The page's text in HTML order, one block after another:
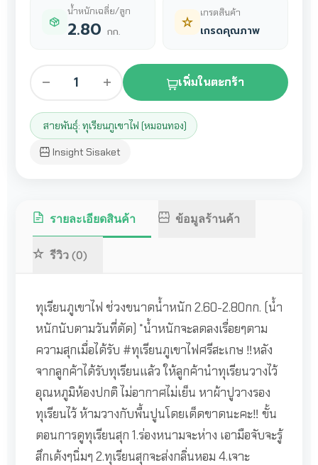
น้ำหนักเฉลี่ย/ลูก
2.80 กก.
เกรดสินค้า
เกรดคุณภาพ
1 เพิ่มในตะกร้า
สายพันธุ์: ทุเรียนภูเขาไฟ (หมอนทอง)
Insight Sisaket
รายละเอียดสินค้า ข้อมูลร้านค้า
รีวิว (0)
ทุเรียนภูเขาไฟ ช่วงขนาดน้ำหนัก 2.60-2.80กก. (น้ำ
หนักนับตามวันที่ตัด) *น้ำหนักจะลดลงเรื่อยๆตาม
ความสุกเมื่อได้รับ #ทุเรียนภูเขาไฟศรีสะเกษ ‼️หลัง
จากลูกค้าได้รับทุเรียนแล้ว ให้ลูกค้านำทุเรียนวางไว้
อุณหภูมิห้องปกติ ไม่อากาศไม่เย็น หาผ้าปูวางรอง
ทุเรียนไว้ ห้ามวางกับพื้นปูนโดยเด็ดขาดนะคะ‼️ ขั้น
ตอนการดูทุเรียนสุก 1.ร่องหนามจะห่าง เอามือจับจะรู้
สึกเด้งๆนิ่มๆ 2.ทุเรียนสุกจะส่งกลิ่นหอม 4.เจาะ